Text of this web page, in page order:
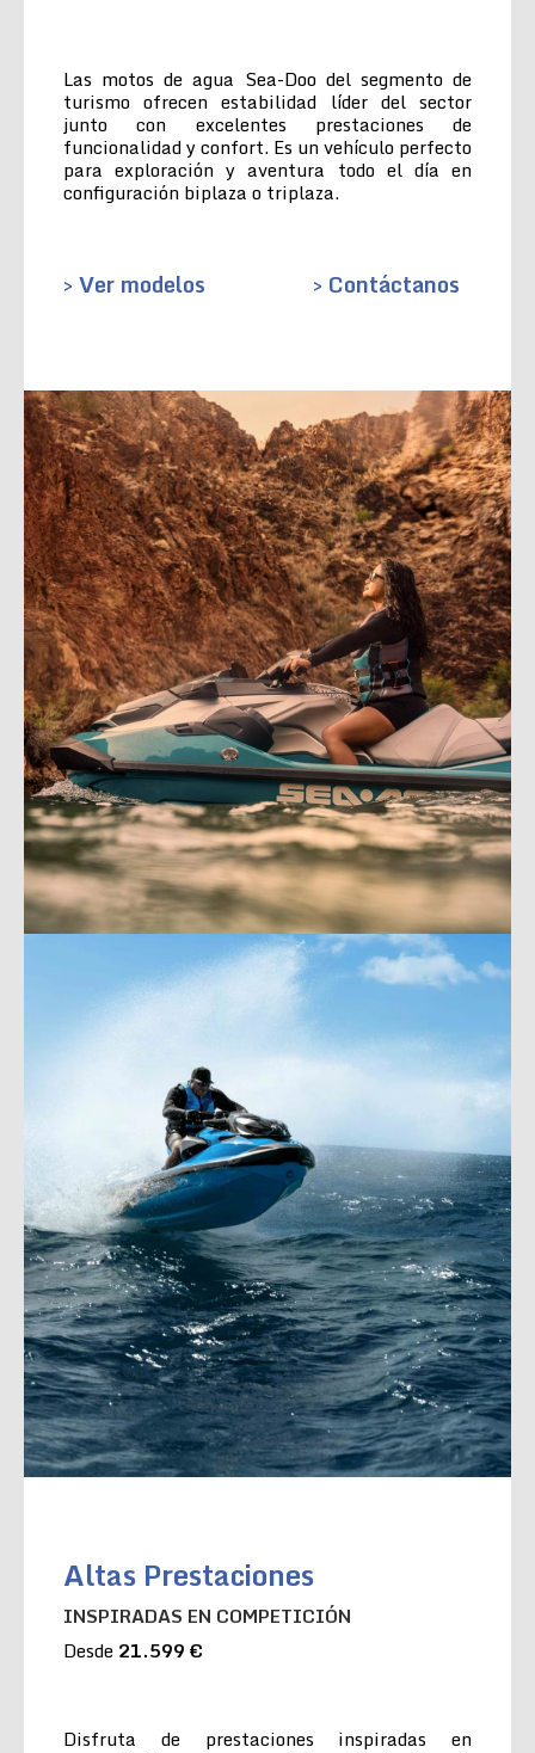
Las motos de agua Sea-Doo del segmento de
turismo ofrecen estabilidad líder del sector
junto con excelentes prestaciones de
funcionalidad y confort. Es un vehículo perfecto
para exploración y aventura todo el día en
configuración biplaza o triplaza.
> Ver modelos > Contáctanos
Altas Prestaciones
INSPIRADAS EN COMPETICIÓN
Desde 21.599 €
Disfruta de prestaciones inspiradas en